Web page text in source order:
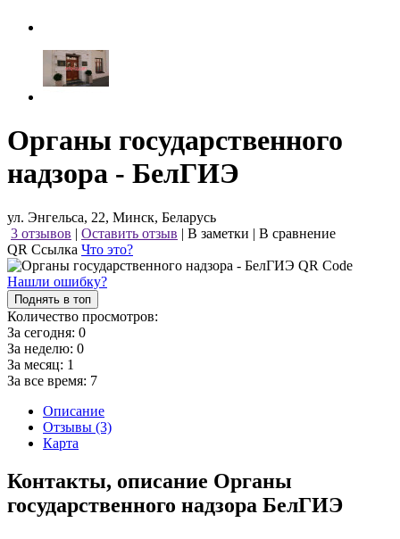
Органы государственного
надзора - БелГИЭ
ул. Энгельса, 22, Минск, Беларусь
3 отзывов | Оставить отзыв | В заметки | В сравнение
QR Ссылка Что это?
Нашли ошибку?
Поднять в топ
Количество просмотров:
За сегодня: 0
За неделю: 0
За месяц: 1
За все время: 7
Описание
Отзывы (3)
Карта
Контакты, описание Органы
государственного надзора БелГИЭ